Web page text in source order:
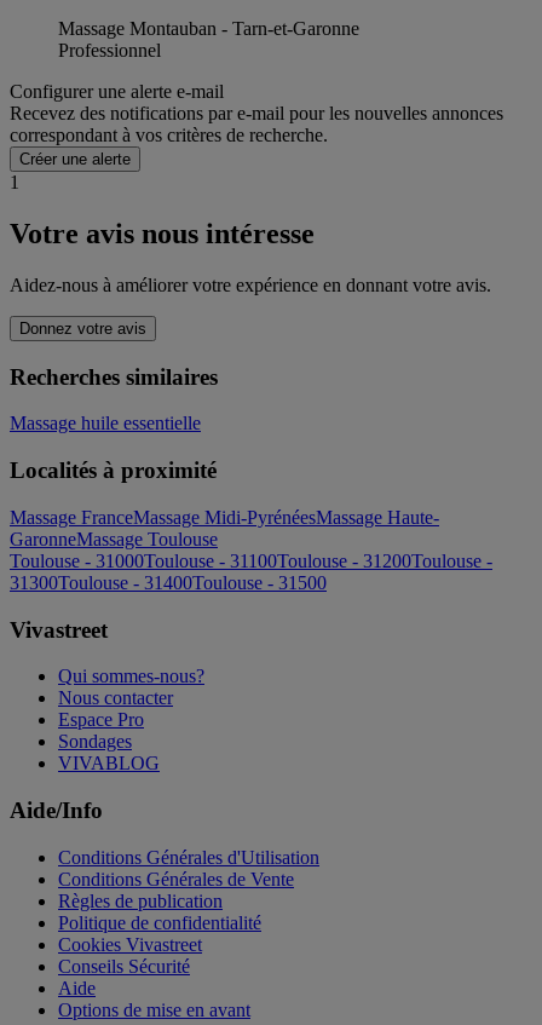
Massage Montauban - Tarn-et-Garonne
Professionnel
Configurer une alerte e-mail
Recevez des notifications par e-mail pour les nouvelles annonces
correspondant à vos critères de recherche.
Créer une alerte
1
Votre avis nous intéresse
Aidez-nous à améliorer votre expérience en donnant votre avis.
Donnez votre avis
Recherches similaires
Massage huile essentielle
Localités à proximité
Massage FranceMassage Midi-PyrénéesMassage Haute-
GaronneMassage Toulouse
Toulouse - 31000Toulouse - 31100Toulouse - 31200Toulouse -
31300Toulouse - 31400Toulouse - 31500
Vivastreet
Qui sommes-nous?
Nous contacter
Espace Pro
Sondages
VIVABLOG
Aide/Info
Conditions Générales d'Utilisation
Conditions Générales de Vente
Règles de publication
Politique de confidentialité
Cookies Vivastreet
Conseils Sécurité
Aide
Options de mise en avant